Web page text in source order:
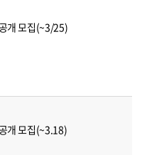
개 모집(~3/25)
개 모집(~3.18)